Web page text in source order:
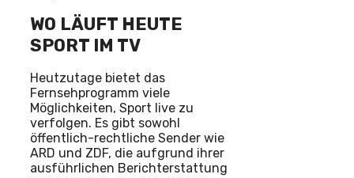
WO LÄUFT HEUTE
SPORT IM TV
Heutzutage bietet das
Fernsehprogramm viele
Möglichkeiten, Sport live zu
verfolgen. Es gibt sowohl
öffentlich-rechtliche Sender wie
ARD und ZDF, die aufgrund ihrer
ausführlichen Berichterstattung